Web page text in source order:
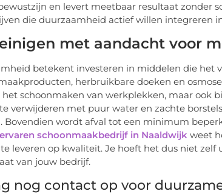
en levert meetbaar resultaat zonder
die duurzaamheid actief willen integreren
met aandacht voor
betekent investeren in middelen die het
herbruikbare doeken en
schoonmaken van werkplekken, maar ook
verwijderen met puur water en zachte
Bovendien wordt afval tot een minimum
ervaren schoonmaakbedrijf in Naaldwijk weet
leveren op kwaliteit. Je hoeft het dus niet zelf
van jouw bedrijf.
nog contact op voor